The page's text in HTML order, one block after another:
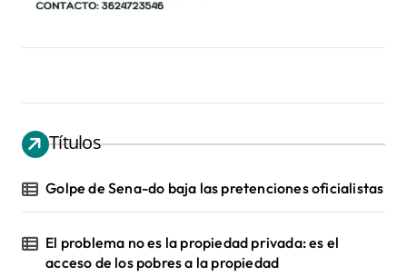
Títulos
Golpe de Sena-do baja las pretenciones oficialistas
El problema no es la propiedad privada: es el
acceso de los pobres a la propiedad